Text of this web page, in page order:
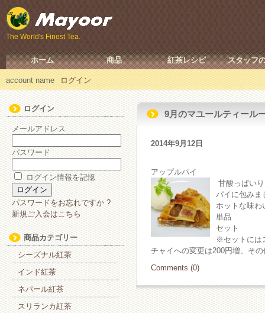
The World's Finest Tea.
ホーム 商品 紅茶レシピ スタッフ
account name ログイン
ログイン
メールアドレス
パスワード
ログイン情報を記憶
パスワードをお忘れですか ?
新規ご入会はこちら
商品カテゴリー
シーズナル紅茶
インド紅茶
ネパール紅茶
スリランカ紅茶
9月のマユールティール
2014年9月12日
アップルパイ
甘酸っぱい
パイに包みま
ホットな味わ
単品
セット
※セットには
チャイへの変更は200円増、そ
Comments (0)